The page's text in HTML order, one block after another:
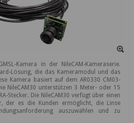
Kamera in der NileCAM-Kameraserie.
Lösung, die das Kameramodul und das
Kamera basiert auf dem AR0330 CM03-
NileCAM30 unterstützen 3 Meter- oder 15
Stecker. Die NileCAM30 verfügt über einen
der es die Kunden ermöglicht, die Linse
auszuwählen und zu